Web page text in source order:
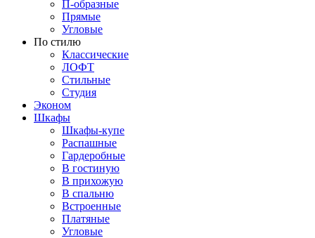
П-образные
Прямые
Угловые
По стилю
Классические
ЛОФТ
Стильные
Студия
Эконом
Шкафы
Шкафы-купе
Распашные
Гардеробные
В гостиную
В прихожую
В спальню
Встроенные
Платяные
Угловые